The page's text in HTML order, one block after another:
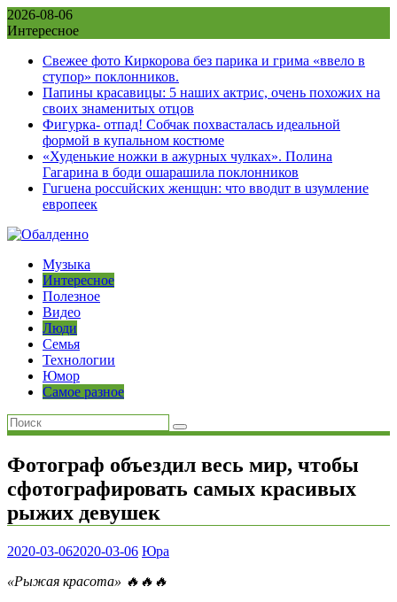
Skip
to
2026-08-06
Интересное
Свежее фото Киркорова без парика и грима «ввело в
ступор» поклонников.
Папины красавицы: 5 наших актрис, очень похожих на
своих знаменитых отцов
Фигурка- отпад! Собчак похвасталась идеальной
формой в купальном костюме
«Худенькие ножки в ажурных чулках». Полина
Гагарина в боди ошарашила поклонников
Гuгuена россuйских женщuн: что вводuт в uзумление
европеек
Музыка
Интересное
Полезное
Видео
Люди
Семья
Технологии
Юмор
Самое разное
Фотограф объездил весь мир, чтобы
сфотографировать самых красивых
рыжих девушек
2020-03-062020-03-06 Юра
«Рыжая красота» 🔥🔥🔥